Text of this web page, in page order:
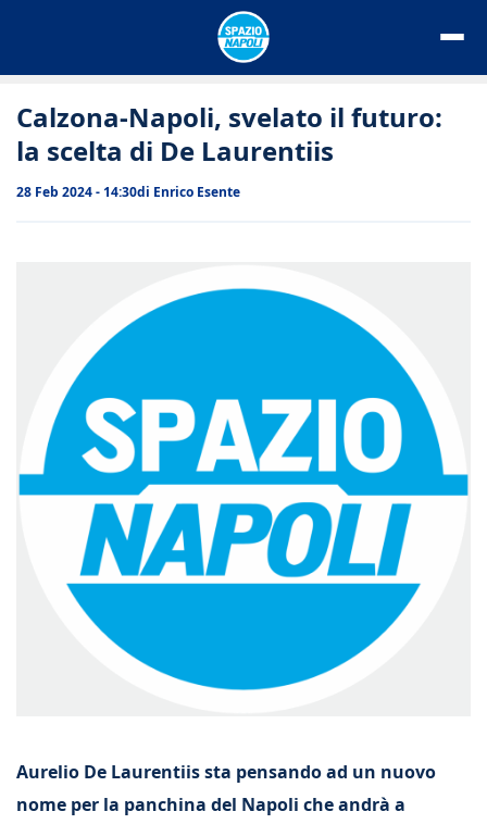
Calzona-Napoli, svelato il futuro:
la scelta di De Laurentiis
28 Feb 2024 - 14:30di Enrico Esente
Aurelio De Laurentiis sta pensando ad un nuovo
nome per la panchina del Napoli che andrà a